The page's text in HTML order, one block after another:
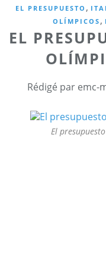
EL PRESUPUESTO ,
OLÍMPICOS ,
EL
Rédigé par emc-
El